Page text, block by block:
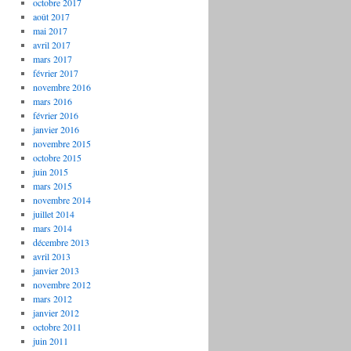
août 2017
mai 2017
avril 2017
mars 2017
février 2017
novembre 2016
mars 2016
février 2016
janvier 2016
novembre 2015
octobre 2015
juin 2015
mars 2015
novembre 2014
juillet 2014
mars 2014
décembre 2013
avril 2013
janvier 2013
novembre 2012
mars 2012
janvier 2012
octobre 2011
juin 2011